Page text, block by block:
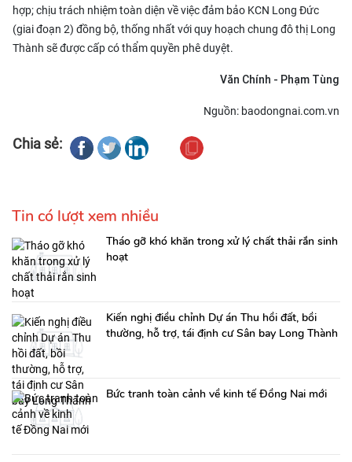
hợp; chịu trách nhiệm toàn diện về việc đảm bảo KCN Long Đức
(giai đoạn 2) đồng bộ, thống nhất với quy hoạch chung đô thị Long
Thành sẽ được cấp có thẩm quyền phê duyệt.
Văn Chính - Phạm Tùng
Nguồn: baodongnai.com.vn
Chia sẻ:
Tin có lượt xem nhiều
Tháo gỡ khó khăn trong xử lý chất thải rắn sinh
hoạt
Kiến nghị điều chỉnh Dự án Thu hồi đất, bồi
thường, hỗ trợ, tái định cư Sân bay Long Thành
Bức tranh toàn cảnh về kinh tế Đồng Nai mới